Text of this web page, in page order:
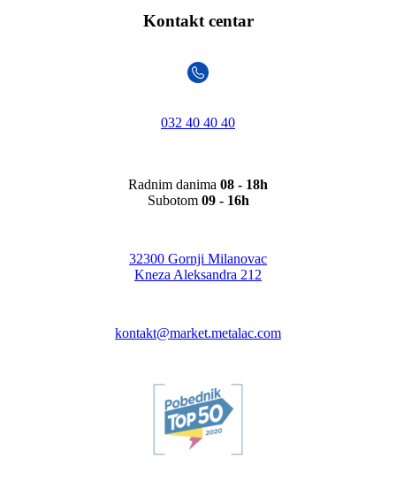
Kontakt centar
032 40 40 40
Radnim danima 08 - 18h
Subotom 09 - 16h
32300 Gornji Milanovac
Kneza Aleksandra 212
kontakt@market.metalac.com